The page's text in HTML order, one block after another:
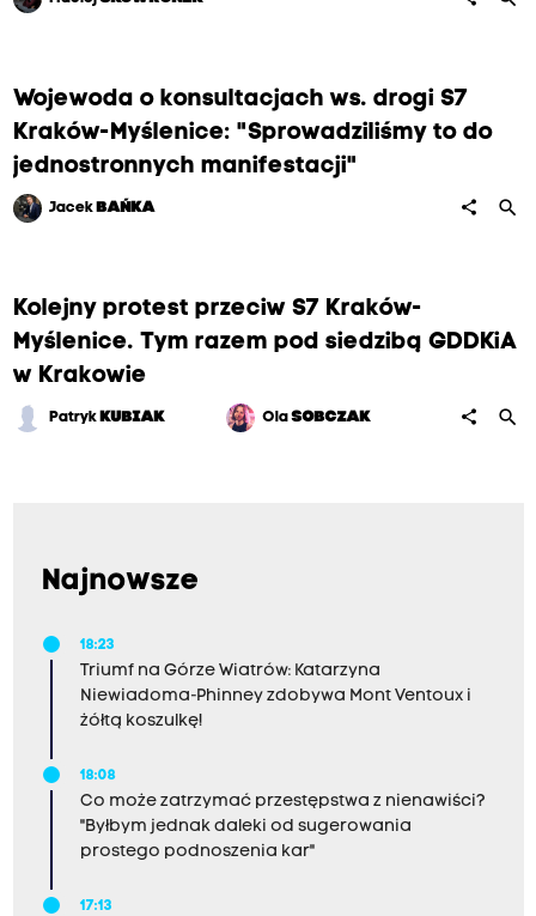
Wojewoda o konsultacjach ws. drogi S7
Kraków-Myślenice: "Sprowadziliśmy to do
jednostronnych manifestacji"
Jacek BAŃKA share search
Kolejny protest przeciw S7 Kraków-
Myślenice. Tym razem pod siedzibą GDDKiA
w Krakowie
Patryk KUBIAK OlaSOBCZAK share search
Najnowsze
18:23
Triumf na Górze Wiatrów: Katarzyna
Niewiadoma-Phinney zdobywa Mont Ventoux i
żółtą koszulkę!
18:08
Co może zatrzymać przestępstwa z nienawiści?
"Byłbym jednak daleki od sugerowania
prostego podnoszenia kar"
17:13